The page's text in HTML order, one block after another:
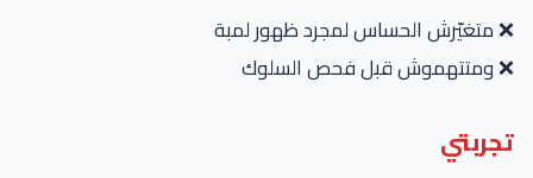
❌ متغيّرش الحساس لمجرد ظهور لمبة
❌ ومتتهموش قبل فحص السلوك
تجربتي